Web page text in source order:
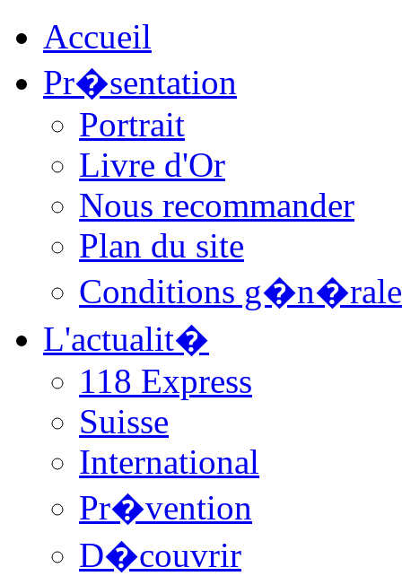
Accueil
Pr�sentation
Portrait
Livre d'Or
Nous recommander
Plan du site
Conditions
L'actualit�
118 Express
Suisse
International
Pr�vention
D�couvrir